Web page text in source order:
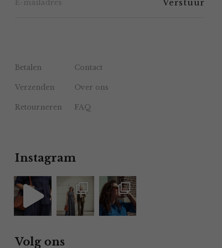
Betalen Contact
Verzenden Over ons
Retourneren FAQ
Instagram
Volg ons